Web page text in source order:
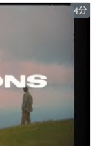
4分